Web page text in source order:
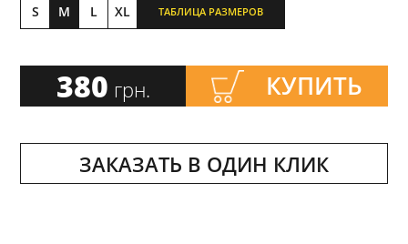
S M L XL ТАБЛИЦА РАЗМЕРОВ
380 грн. КУПИТЬ
ЗАКАЗАТЬ В ОДИН КЛИК